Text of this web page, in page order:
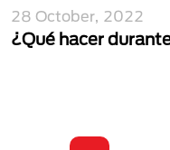
28 October, 2022
¿Qué hacer